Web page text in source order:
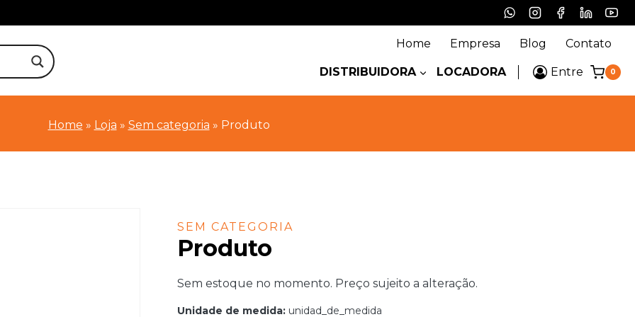
Home Empresa Blog Contato
DISTRIBUIDORA LOCADORA Entre 0
Home » Loja » Sem categoria » Produto
SEM CATEGORIA
Produto
Sem estoque no momento. Preço sujeito a alteração.
Unidade de medida:unidad_de_medida